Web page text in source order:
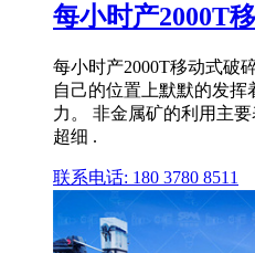
每小时产2000T
每小时产2000T移动式破
自己的位置上默默的发
力。 非金属矿的利用主
超细 .
联系电话: 180 3780 8511